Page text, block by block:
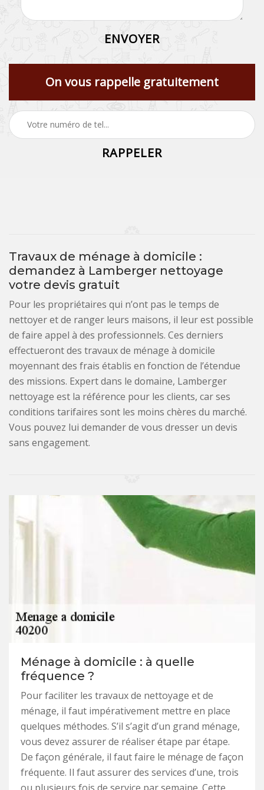
On vous rappelle gratuitement
Travaux de ménage à domicile :
demandez à Lamberger nettoyage
votre devis gratuit
Pour les propriétaires qui n’ont pas le temps de
nettoyer et de ranger leurs maisons, il leur est possible
de faire appel à des professionnels. Ces derniers
effectueront des travaux de ménage à domicile
moyennant des frais établis en fonction de l’étendue
des missions. Expert dans le domaine, Lamberger
nettoyage est la référence pour les clients, car ses
conditions tarifaires sont les moins chères du marché.
Vous pouvez lui demander de vous dresser un devis
sans engagement.
Ménage à domicile : à quelle
fréquence ?
Pour faciliter les travaux de nettoyage et de
ménage, il faut impérativement mettre en place
quelques méthodes. S’il s’agit d’un grand ménage,
vous devez assurer de réaliser étape par étape.
De façon générale, il faut faire le ménage de façon
fréquente. Il faut assurer des services d’une, trois